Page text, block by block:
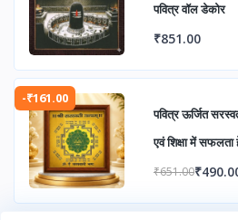
पवित्र वॉल डेकोर
₹851.00
-₹161.00
पवित्र ऊर्जित
एवं शिक्षा में सफलता
₹651.00